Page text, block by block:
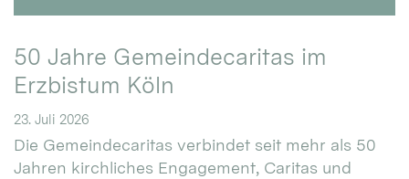
50 Jahre Gemeindecaritas im
Erzbistum Köln
23. Juli 2026
Die Gemeindecaritas verbindet seit mehr als 50
Jahren kirchliches Engagement, Caritas und